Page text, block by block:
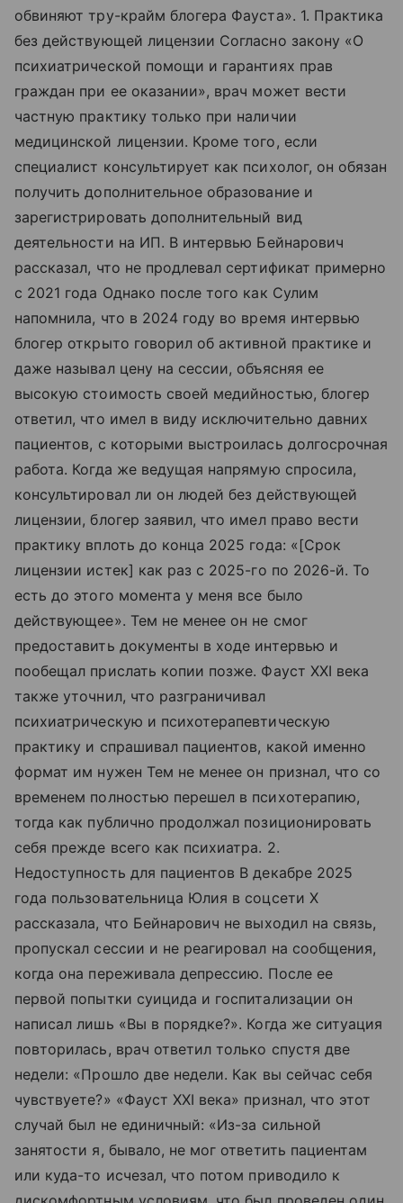
обвиняют тру-крайм блогера Фауста». 1. Практика
без действующей лицензии Согласно закону «О
психиатрической помощи и гарантиях прав
граждан при ее оказании», врач может вести
частную практику только при наличии
медицинской лицензии. Кроме того, если
специалист консультирует как психолог, он обязан
получить дополнительное образование и
зарегистрировать дополнительный вид
деятельности на ИП. В интервью Бейнарович
рассказал, что не продлевал сертификат примерно
с 2021 года Однако после того как Сулим
напомнила, что в 2024 году во время интервью
блогер открыто говорил об активной практике и
даже называл цену на сессии, объясняя ее
высокую стоимость своей медийностью, блогер
ответил, что имел в виду исключительно давних
пациентов, с которыми выстроилась долгосрочная
работа. Когда же ведущая напрямую спросила,
консультировал ли он людей без действующей
лицензии, блогер заявил, что имел право вести
практику вплоть до конца 2025 года: «[Срок
лицензии истек] как раз с 2025-го по 2026-й. То
есть до этого момента у меня все было
действующее». Тем не менее он не смог
предоставить документы в ходе интервью и
пообещал прислать копии позже. Фауст XXI века
также уточнил, что разграничивал
психиатрическую и психотерапевтическую
практику и спрашивал пациентов, какой именно
формат им нужен Тем не менее он признал, что со
временем полностью перешел в психотерапию,
тогда как публично продолжал позиционировать
себя прежде всего как психиатра. 2.
Недоступность для пациентов В декабре 2025
года пользовательница Юлия в соцсети X
рассказала, что Бейнарович не выходил на связь,
пропускал сессии и не реагировал на сообщения,
когда она переживала депрессию. После ее
первой попытки суицида и госпитализации он
написал лишь «Вы в порядке?». Когда же ситуация
повторилась, врач ответил только спустя две
недели: «Прошло две недели. Как вы сейчас себя
чувствуете?» «Фауст XXI века» признал, что этот
случай был не единичный: «Из-за сильной
занятости я, бывало, не мог ответить пациентам
или куда-то исчезал, что потом приводило к